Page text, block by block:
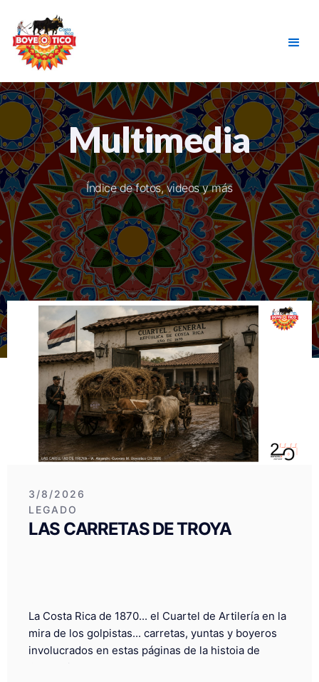
Multimedia
Índice de fotos, videos y más
3/8/2026
LEGADO
LAS CARRETAS DE TROYA
La Costa Rica de 1870... el Cuartel de Artilería en la
mira de los golpistas... carretas, yuntas y boyeros
involucrados en estas páginas de la histoia de
Costa Rica...